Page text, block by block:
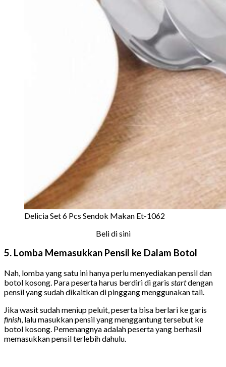
Delicia Set 6 Pcs Sendok Makan Et-1062
Beli di sini
5. Lomba Memasukkan Pensil ke Dalam Botol
Nah, lomba yang satu ini hanya perlu menyediakan pensil dan
botol kosong. Para peserta harus berdiri di garis startdengan
pensil yang sudah dikaitkan di pinggang menggunakan tali.
Jika wasit sudah meniup peluit, peserta bisa berlari ke garis
finish, lalu masukkan pensil yang menggantung tersebut ke
botol kosong. Pemenangnya adalah peserta yang berhasil
memasukkan pensil terlebih dahulu.